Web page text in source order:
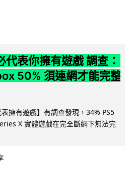
代表你擁有遊戲 調查：
50% 須連網才能完整
表擁有遊戲】有調查發現，34% PS5
X 實體遊戲在完全斷網下無法完